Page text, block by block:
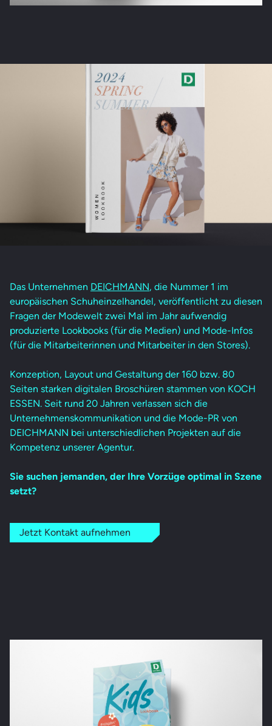
Das Unternehmen DEICHMANN, die Nummer 1 im
europäischen Schuheinzelhandel, veröffentlicht zu diesen
Fragen der Modewelt zwei Mal im Jahr aufwendig
produzierte Lookbooks (für die Medien) und Mode-Infos
(für die Mitarbeiterinnen und Mitarbeiter in den Stores).
Konzeption, Layout und Gestaltung der 160 bzw. 80
Seiten starken digitalen Broschüren stammen von KOCH
ESSEN. Seit rund 20 Jahren verlassen sich die
Unternehmenskommunikation und die Mode-PR von
DEICHMANN bei unterschiedlichen Projekten auf die
Kompetenz unserer Agentur.
Sie suchen jemanden, der Ihre Vorzüge optimal in Szene
setzt?
Jetzt Kontakt aufnehmen